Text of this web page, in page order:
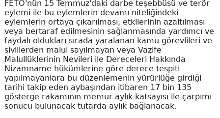
FETÖ'nün 15 Temmuz'daki darbe teşebbüsü ve terör
eylemi ile bu eylemlerin devamı niteliğindeki
eylemlerin ortaya çıkarılması, etkilerinin azaltılması
veya bertaraf edilmesinin sağlanmasında yardımcı ve
faydalı oldukları sırada yaralanan kamu görevlileri ve
sivillerden malul sayılmayan veya Vazife
Malullüklerinin Nevileri ile Dereceleri Hakkında
Nizamname hükümlerine göre derece tespiti
yapılmayanlara bu düzenlemenin yürürlüğe girdiği
tarihi takip eden aybaşından itibaren 17 bin 135
gösterge rakamının memur aylık katsayısı ile çarpımı
sonucu bulunacak tutarda aylık bağlanacak.